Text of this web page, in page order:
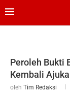
Peroleh Bukti
Kembali
oleh Tim Redaksi